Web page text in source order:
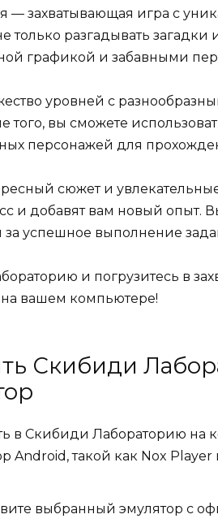
— захватывающая игра с
только разгадывать
графикой и забавными
уровней с
того, вы сможете
персонажей для
сюжет и
и добавят вам новый опыт.
успешное выполнение
и погрузитесь в
вашем компьютере!
Скибиди
в Скибиди Лабораторию на
Android, такой как Nox
выбранный эмулятор с